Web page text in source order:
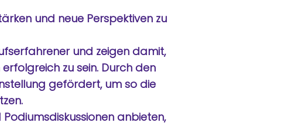
und neue Perspektiven zu
und zeigen damit,
zu sein. Durch den
gefördert, um so die
anbieten,